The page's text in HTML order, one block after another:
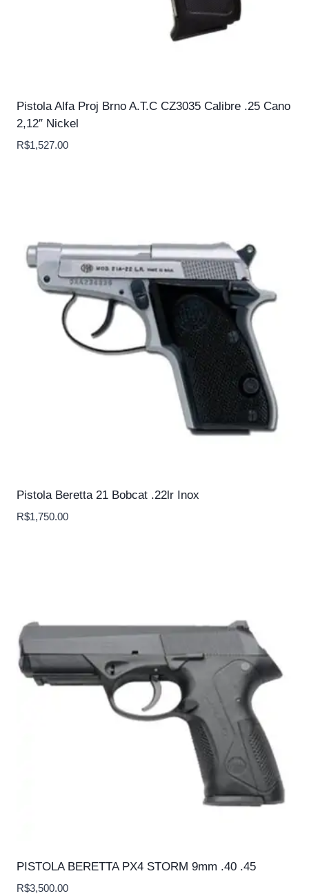
Pistola Alfa Proj Brno A.T.C CZ3035 Calibre .25 Cano
2,12″ Nickel
R$1,527.00
Pistola Beretta 21 Bobcat .22lr Inox
R$1,750.00
PISTOLA BERETTA PX4 STORM 9mm .40 .45
R$3,500.00